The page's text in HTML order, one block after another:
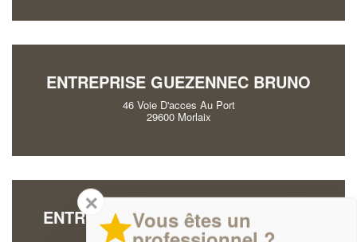
ENTREPRISE GUEZENNEC BRUNO
46 Voie D'acces Au Port
29600 Morlaix
ENTREPRISE COMBES GUILLAUME
✕
Vous êtes un